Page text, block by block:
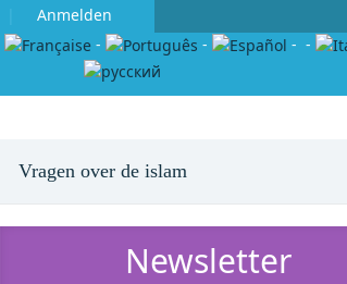
Anmelden
- - - -
Vragen over de islam
Newsletter